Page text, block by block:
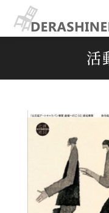
活